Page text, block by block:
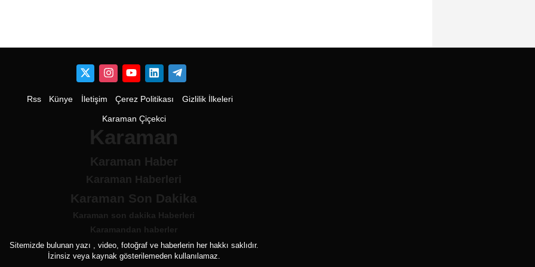
Rss Künye İletişim Çerez Politikası Gizlilik İlkeleri
Karaman Çiçekci
Karaman
Karaman Haber
Karaman Haberleri
Karaman Son Dakika
Karaman son dakika Haberleri
Karamandan haberler
Sitemizde bulunan yazı , video, fotoğraf ve haberlerin her hakkı saklıdır.
İzinsiz veya kaynak gösterilemeden kullanılamaz.